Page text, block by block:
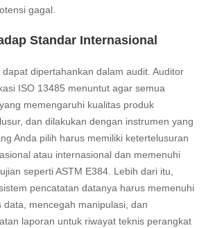
gagal.
Standar Internasional
dipertahankan dalam audit. Auditor
ISO 13485 menuntut agar semua
memengaruhi kualitas produk
dan dilakukan dengan instrumen yang
Anda pilih harus memiliki ketertelusuran
atau internasional dan memenuhi
seperti ASTM E384. Lebih dari itu,
pencatatan datanya harus memenuhi
data, mencegah manipulasi, dan
laporan untuk riwayat teknis perangkat